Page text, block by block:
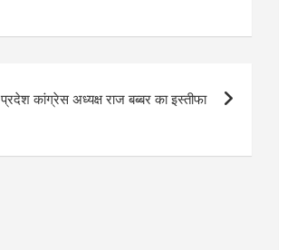
प्रदेश कांग्रेस अध्यक्ष राज बब्बर का इस्तीफा